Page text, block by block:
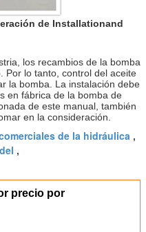
de Installationand
los recambios de la bomba
Por lo tanto, control del aceite
la bomba. La instalación debe
en fábrica de la bomba de
de este manual, también
en la consideración.
de la hidráulica ,
,
precio por